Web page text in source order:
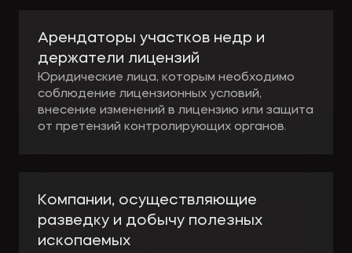
Арендаторы участков недр и
держатели лицензий
Юридические лица, которым необходимо
соблюдение лицензионных условий,
внесение изменений в лицензию или защита
от претензий контролирующих органов.
Компании, осуществляющие
разведку и добычу полезных
ископаемых